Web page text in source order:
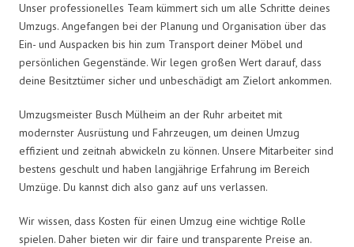
Unser professionelles Team kümmert sich um alle Schritte deines
Umzugs. Angefangen bei der Planung und Organisation über das
Ein- und Auspacken bis hin zum Transport deiner Möbel und
persönlichen Gegenstände. Wir legen großen Wert darauf, dass
deine Besitztümer sicher und unbeschädigt am Zielort ankommen.
Umzugsmeister Busch Mülheim an der Ruhr arbeitet mit
modernster Ausrüstung und Fahrzeugen, um deinen Umzug
effizient und zeitnah abwickeln zu können. Unsere Mitarbeiter sind
bestens geschult und haben langjährige Erfahrung im Bereich
Umzüge. Du kannst dich also ganz auf uns verlassen.
Wir wissen, dass Kosten für einen Umzug eine wichtige Rolle
spielen. Daher bieten wir dir faire und transparente Preise an.